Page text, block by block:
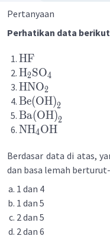
Pertanyaan
Perhatikan data
HF
H2SO4
HNO2
Be(OH)2
Ba(OH)2
NH4OH
Berdasar data di atas,
dan basa lemah
1 dan 4
1 dan 5
2 dan 5
2 dan 6